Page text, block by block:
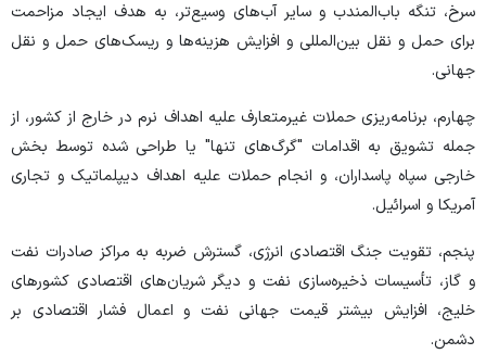
سرخ، تنگه باب‌المندب و سایر آب‌های وسیع‌تر، به هدف ایجاد مزاحمت
برای حمل و نقل بین‌المللی و افزایش هزینه‌ها و ریسک‌های حمل و نقل
جهانی.
چهارم، برنامه‌ریزی حملات غیرمتعارف علیه اهداف نرم در خارج از کشور، از
جمله تشویق به اقدامات "گرگ‌های تنها" یا طراحی شده توسط بخش
خارجی سپاه پاسداران، و انجام حملات علیه اهداف دیپلماتیک و تجاری
آمریکا و اسرائیل.
پنجم، تقویت جنگ اقتصادی انرژی، گسترش ضربه به مراکز صادرات نفت
و گاز، تأسیسات ذخیره‌سازی نفت و دیگر شریان‌های اقتصادی کشورهای
خلیج، افزایش بیشتر قیمت جهانی نفت و اعمال فشار اقتصادی بر
دشمن.